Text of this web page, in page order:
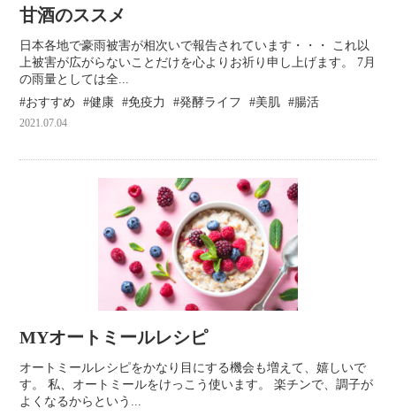
甘酒のススメ
日本各地で豪雨被害が相次いで報告されています・・・ これ以
上被害が広がらないことだけを心よりお祈り申し上げます。 7月
の雨量としては全...
おすすめ
健康 免疫力 発酵ライフ 美肌 腸活
2021.07.04
MYオートミールレシピ
オートミールレシピをかなり目にする機会も増えて、嬉しいで
す。 私、オートミールをけっこう使います。 楽チンで、調子が
よくなるからという...